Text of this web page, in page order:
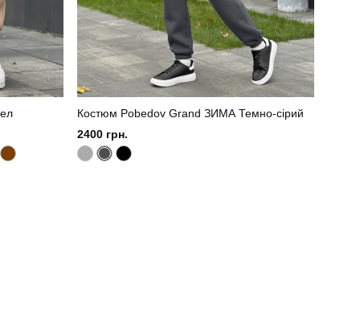
Костюм Pobedov Grand ЗИМА Темно-сірий
2400 грн.